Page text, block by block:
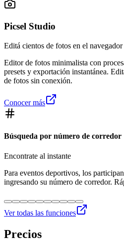
Picsel Studio
Editá cientos de fotos en el navegador
Editor de fotos minimalista con
presets y exportación instantánea.
de fotos sin conexión.
Conocer más
Búsqueda por número de corredor
Encontrate al instante
Para eventos deportivos, los
ingresando su número de corredor.
Ver todas las funciones
Precios